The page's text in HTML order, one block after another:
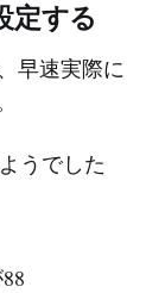
定する
早速実際に
うでした